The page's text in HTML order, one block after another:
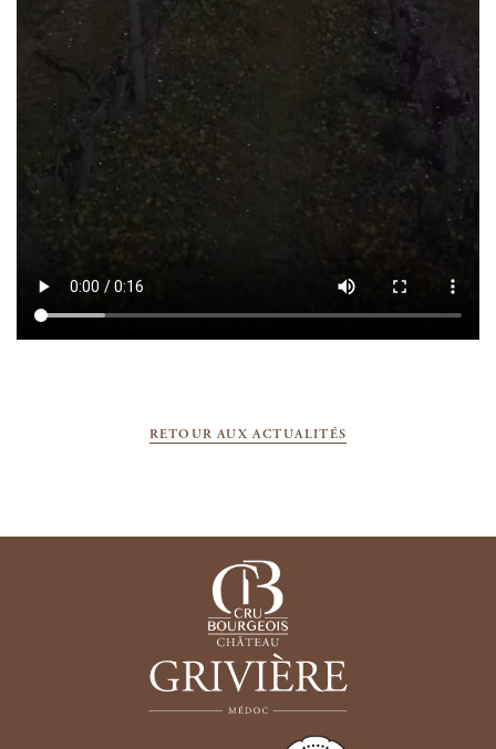
RETOUR AUX ACTUALITÉS